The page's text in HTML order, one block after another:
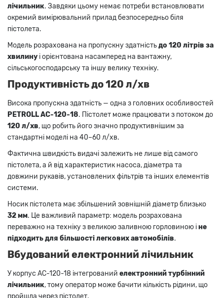
лічильник. Завдяки цьому немає потреби встановлювати
окремий вимірювальний прилад безпосередньо біля
пістолета.
Модель розрахована на пропускну здатністьдо 120 літрів за
хвилину і орієнтована насамперед на вантажну,
сільськогосподарську та іншу велику техніку.
Продуктивність до 120 л/хв
Висока пропускна здатність — одна з головних особливостей
PETROLL AC-120-18. Пістолет може працювати з потоком до
120 л/хв, що робить його значно продуктивнішим за
стандартні моделі на 40–60 л/хв.
Фактична швидкість видачі залежить не лише від самого
пістолета, а й від характеристик насоса, діаметра та
довжини рукавів, установлених фільтрів та інших елементів
системи.
Носик пістолета має збільшений зовнішній діаметр близько
32 мм. Це важливий параметр: модель розрахована
переважно на техніку з великою заливною горловиною іне
підходить для більшості легкових автомобілів.
Вбудований електронний лічильник
У корпус AC-120-18 інтегрований електронний турбінний
лічильник, тому оператор може бачити кількість рідини, що